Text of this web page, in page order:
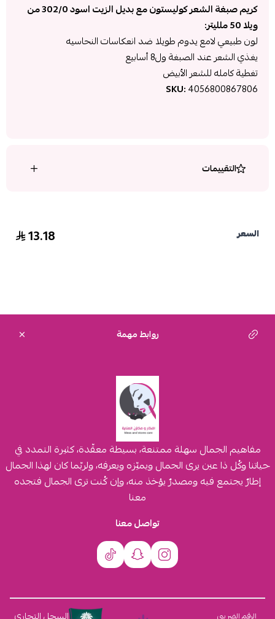
كريم صبغة الشعر كوليستون مع بديل الزيت اسود 302/0 من
ويلا 50 ملليتر:
لون طبيعي لامع يدوم طويلا ضد انعكاسات النحاسيه
يغذي الشعر عند الصبغة ول8 أسابيع
تغطية كامله للشعر الأبيض
SKU:4056800867806
التقييمات
السعر 13.18
روابط مهمة
مفاهيم الجمال سهلة ممتنعة، بسيطة معقّدة، كثيرة التمدد في
حياتنا وكُل ذا عين يرى الجمال ويميّزه ويعرفه، ولربّما كان لهذا الجمال
إطارٌ يجتمع فيه ومصدرٌ يؤخذ منه، وإن كُنت ترى الجمال فتجده
معنا
تواصل معنا
الرقم الضريبي السجل التجاري